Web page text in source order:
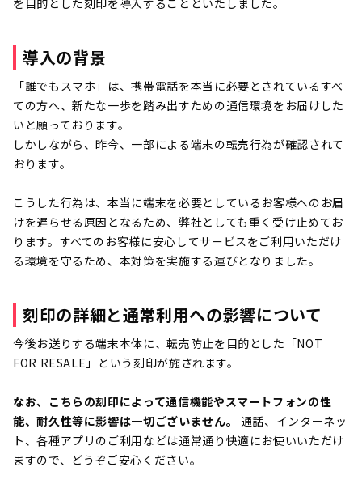
を目的とした刻印を導入することといたしました。
導入の背景
「誰でもスマホ」は、携帯電話を本当に必要とされているすべ
ての方へ、新たな一歩を踏み出すための通信環境をお届けした
いと願っております。
しかしながら、昨今、一部による端末の転売行為が確認されて
おります。
こうした行為は、本当に端末を必要としているお客様へのお届
けを遅らせる原因となるため、弊社としても重く受け止めてお
ります。すべてのお客様に安心してサービスをご利用いただけ
る環境を守るため、本対策を実施する運びとなりました。
刻印の詳細と通常利用への影響について
今後お送りする端末本体に、転売防止を目的とした「NOT
FOR RESALE」という刻印が施されます。
なお、こちらの刻印によって通信機能やスマートフォンの性
能、耐久性等に影響は一切ございません。
通話、インターネッ
ト、各種アプリのご利用などは通常通り快適にお使いいただけ
ますので、どうぞご安心ください。